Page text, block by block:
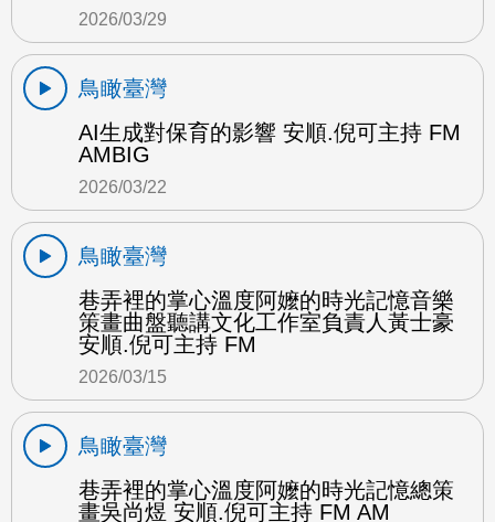
2026/03/29
鳥瞰臺灣
AI生成對保育的影響 安順.倪可主持 FM
AMBIG
2026/03/22
鳥瞰臺灣
巷弄裡的掌心溫度阿嬤的時光記憶音樂
策畫曲盤聽講文化工作室負責人黃士豪
安順.倪可主持 FM
2026/03/15
鳥瞰臺灣
巷弄裡的掌心溫度阿嬤的時光記憶總策
畫吳尚煜 安順.倪可主持 FM AM